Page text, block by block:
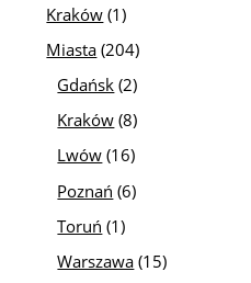
Kraków (1)
Miasta (204)
Gdańsk (2)
Kraków (8)
Lwów (16)
Poznań (6)
Toruń (1)
Warszawa (15)